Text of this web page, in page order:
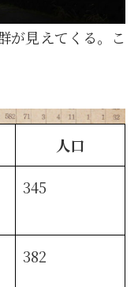
が見えてくる。こ
人口
345
382